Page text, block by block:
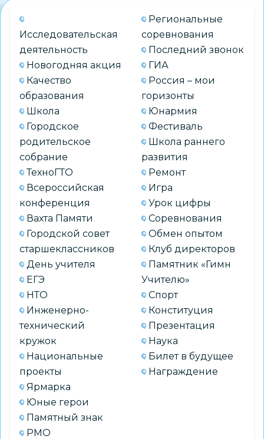
Исследовательская
деятельность
Новогодняя акция
Качество
образования
Школа
Городское
родительское
собрание
ТехноГТО
Всероссийская
конференция
Вахта Памяти
Городской совет
старшеклассников
День учителя
ЕГЭ
НТО
Инженерно-
технический
кружок
Национальные
проекты
Ярмарка
Юные герои
Памятный знак
РМО
Региональные
соревнования
Последний звонок
ГИА
Россия – мои
горизонты
Юнармия
Фестиваль
Школа раннего
развития
Ремонт
Игра
Урок цифры
Соревнования
Обмен опытом
Клуб директоров
Памятник «Гимн
Учителю»
Спорт
Конституция
Презентация
Наука
Билет в будущее
Награждение